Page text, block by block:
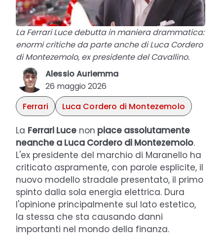
La Ferrari Luce debutta in maniera drammatica:
enormi critiche da parte anche di Luca Cordero
di Montezemolo, ex presidente del Cavallino.
Alessio Auriemma
26 maggio 2026
Ferrari
Luca Cordero di Montezemolo
La Ferrari Luce non piace assolutamente
neanche a Luca Cordero di Montezemolo.
L'ex presidente del marchio di Maranello ha
criticato aspramente, con parole esplicite, il
nuovo modello stradale presentato, il primo
spinto dalla sola energia elettrica. Dura
l'opinione principalmente sul lato estetico,
la stessa che sta causando danni
importanti nel mondo della finanza.